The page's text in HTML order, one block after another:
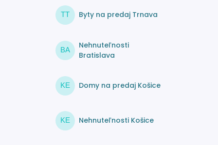
TT Byty na predaj Trnava
BA
Nehnuteľnosti
Bratislava
KE Domy na predaj Košice
KE Nehnuteľnosti Košice